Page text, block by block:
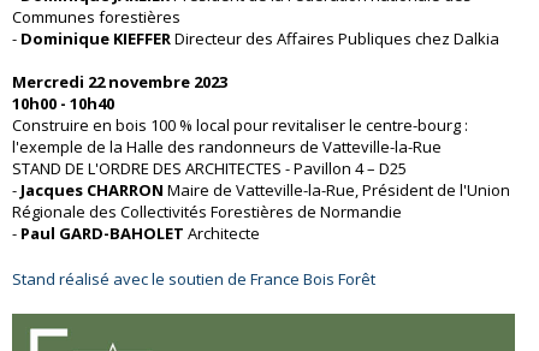
Communes forestières
- Dominique KIEFFERDirecteur des Affaires Publiques chez Dalkia
Mercredi 22 novembre 2023
10h00 - 10h40
Construire en bois 100 % local pour revitaliser le centre-bourg :
l'exemple de la Halle des randonneurs de Vatteville-la-Rue
STAND DE L'ORDRE DES ARCHITECTES - Pavillon 4 – D25
- Jacques CHARRON Maire de Vatteville-la-Rue, Président de l'Union
Régionale des Collectivités Forestières de Normandie
- Paul GARD-BAHOLET Architecte
Stand réalisé avec le soutien de France Bois Forêt